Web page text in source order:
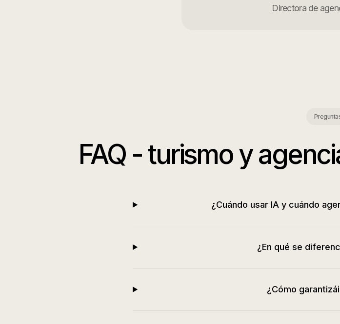
Directora de
FAQ -turismo y
¿Cuándo usar IA y cuándo
¿En qué se
¿Cómo